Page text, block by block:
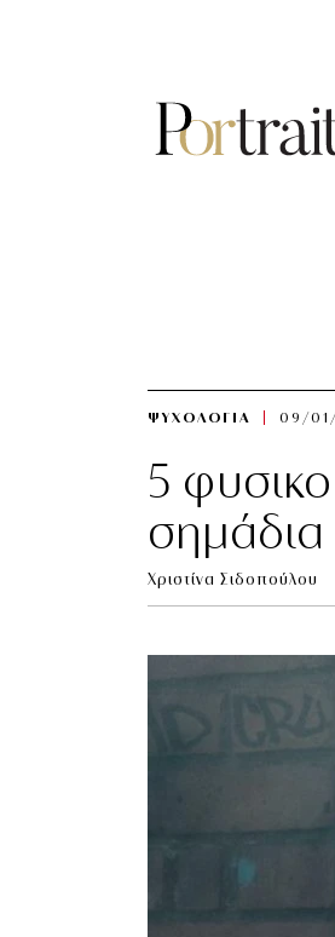
ΨΥΧΟΛΟΓΙΑ 09/
5
σημάδια
Χριστίνα Σιδοπούλου